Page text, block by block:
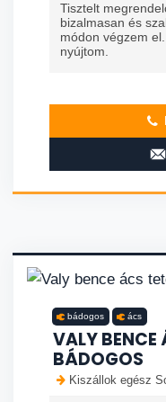
Tisztelt
bizalmasan és
módon végzem
nyújtom.
bádogos ács
VALY BENCE
BÁDOGOS
Kiszállok egész